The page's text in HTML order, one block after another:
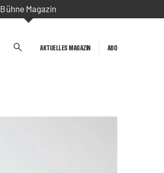
Bühne Magazin
AKTUELLES MAGAZIN ABO